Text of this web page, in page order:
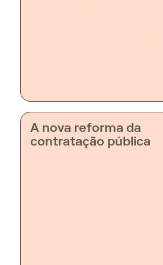
A nova reforma da
contratação pública